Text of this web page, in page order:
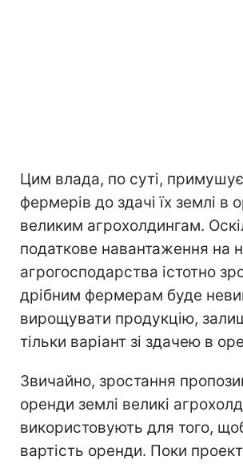
Цим влада, по суті, примушує
фермерів до здачі їх землі в
великим агрохолдингам.
податкове навантаження на
агрогосподарства істотно
дрібним фермерам буде
вирощувати продукцію,
тільки варіант зі здачею в
Звичайно, зростання
оренди землі великі
використовують для того,
вартість оренди. Поки проект